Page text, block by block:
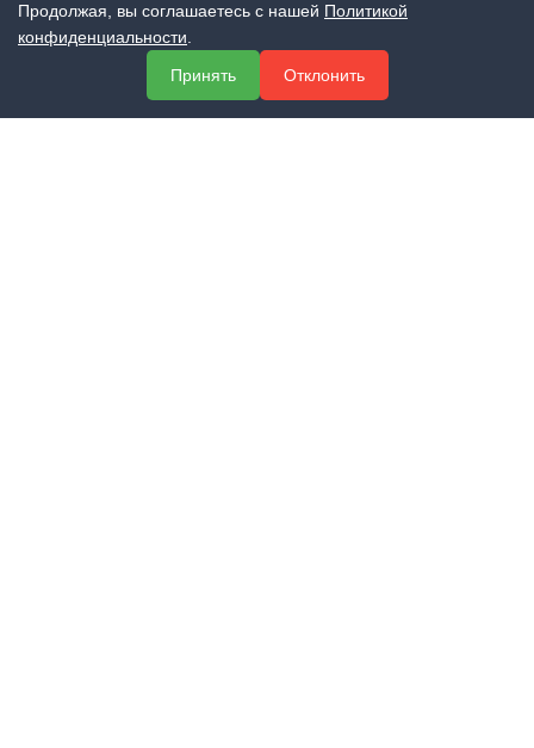
МЕНЮ
Продолжая, вы соглашаетесь с нашей Политикой
конфиденциальности
Принять
Отклонить